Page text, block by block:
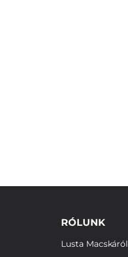
RÓLUNK
Lusta Macskáról